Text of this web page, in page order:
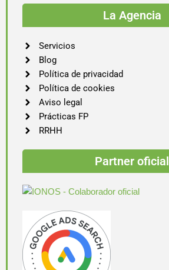
La Agencia
Servicios
Blog
Política de privacidad
Política de cookies
Aviso legal
Prácticas FP
RRHH
Partner oficial